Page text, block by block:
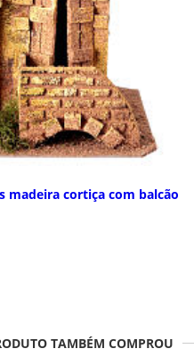
madeira cortiça com balcão
TAMBÉM COMPROU